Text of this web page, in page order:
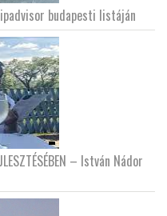
budapesti listáján
– István Nádor